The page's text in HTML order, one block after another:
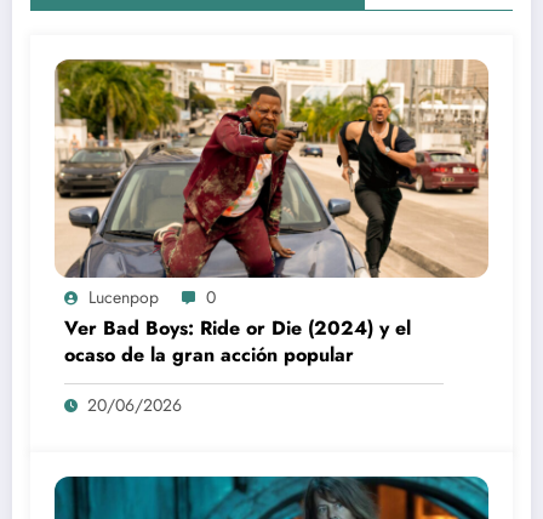
Lucenpop 0
Ver Bad Boys: Ride or Die (2024) y el
ocaso de la gran acción popular
20/06/2026